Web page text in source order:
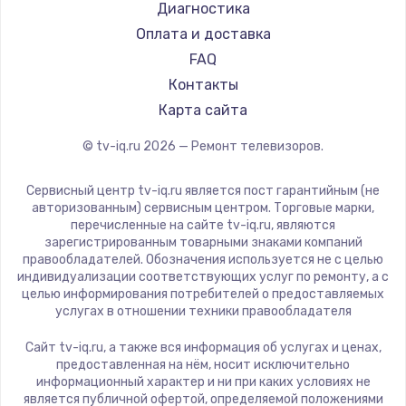
Замена видеокарты
1600 руб.
Заказать
Ремонт разъема питания
880 руб.
Заказать
Замена видеочипа
2745 руб.
Заказать
2600 руб.
Заказать
Hyundai
Doffler
Hiper
Grundig
HITACHI
Yandex
National
iFFALCON
Tuvio
Nord
BenQ
Диагностика
Оплата и доставка
FAQ
Контакты
Карта сайта
© tv-iq.ru 2026 — Ремонт телевизоров.
Сервисный центр tv-iq.ru является пост гарантийным (не
авторизованным) сервисным центром. Торговые марки,
перечисленные на сайте tv-iq.ru, являются
зарегистрированным товарными знаками компаний
правообладателей. Обозначения используется не с целью
индивидуализации соответствующих услуг по ремонту, а с
целью информирования потребителей о предоставляемых
услугах в отношении техники правообладателя
Сайт tv-iq.ru, а также вся информация об услугах и ценах,
предоставленная на нём, носит исключительно
информационный характер и ни при каких условиях не
является публичной офертой, определяемой положениями